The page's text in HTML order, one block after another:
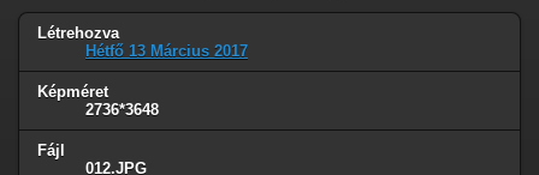
Létrehozva
Hétfő 13 Március 2017
Képméret
2736*3648
Fájl
012.JPG